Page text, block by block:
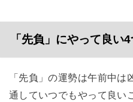
「先負」にやって良い
「先負」の運勢は午前中
通していつでもやって良い